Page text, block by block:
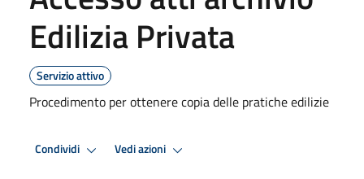
Edilizia Privata
Servizio attivo
Procedimento per ottenere copia delle pratiche edilizie
Condividi Vedi azioni